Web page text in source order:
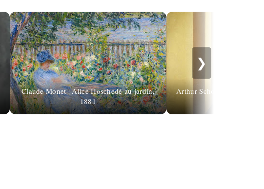
Claude Monet | Alice Hoschedé au jardin,
1881
Arthur Schopenhauer:
❯